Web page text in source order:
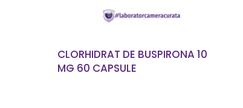
CLORHIDRAT DE BUSPIRONA 10
MG 60 CAPSULE